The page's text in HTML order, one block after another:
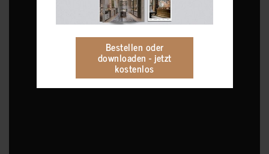
Bestellen oder
downloaden - jetzt
kostenlos